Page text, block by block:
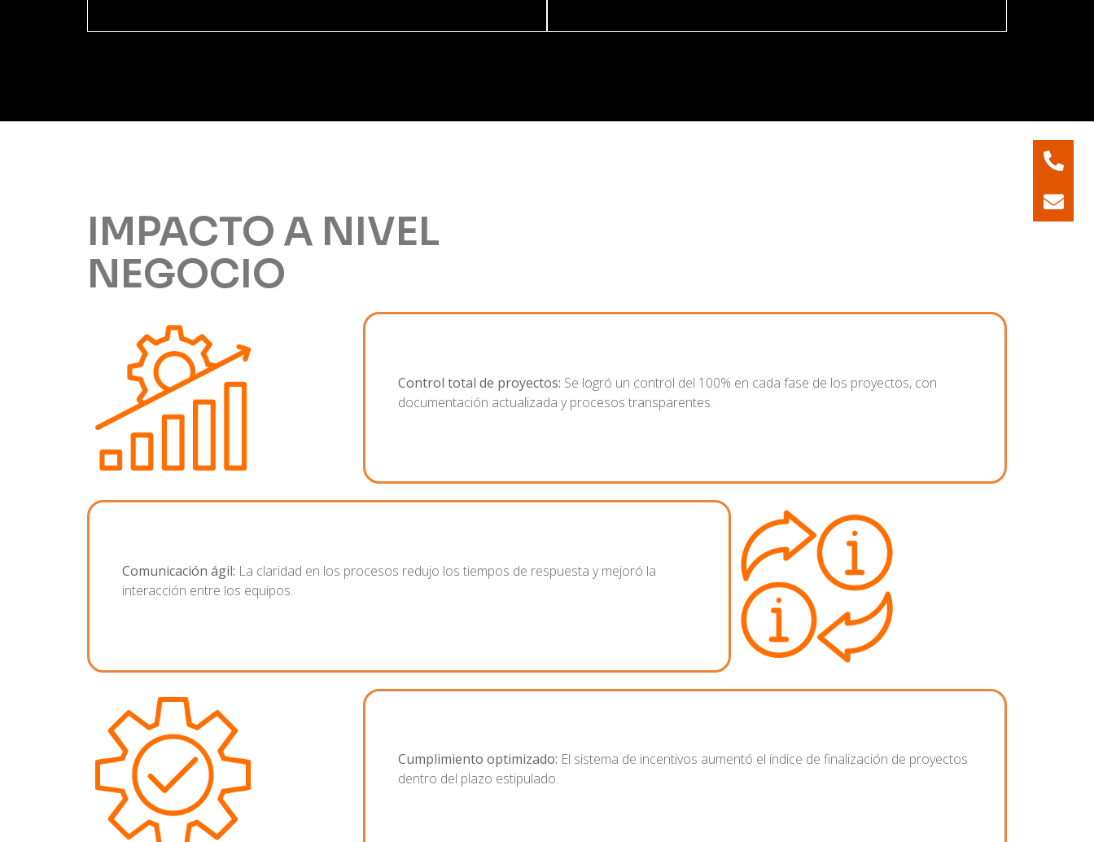
IMPACTO A NIVEL
NEGOCIO
Control total de proyectos: Se logró un control del 100% en cada fase de los proyectos, con
documentación actualizada y procesos transparentes.
Comunicación ágil: La claridad en los procesos redujo los tiempos de respuesta y mejoró la
interacción entre los equipos.
Cumplimiento optimizado: El sistema de incentivos aumentó el índice de finalización de proyectos
dentro del plazo estipulado.